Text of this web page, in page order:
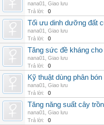
nana01
Giao lưu
Trả lời:
0
Tối ưu dinh dưỡng đất
nana01
Giao lưu
Trả lời:
0
Tăng sức đề kháng
nana01
Giao lưu
Trả lời:
0
Kỹ thuật dùng phân
nana01
Giao lưu
Trả lời:
0
Tăng năng suất cây
nana01
Giao lưu
Trả lời:
0